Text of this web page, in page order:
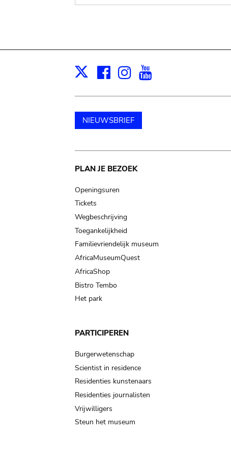
X Facebook
Instagram
NIEUWSBRIEF
Main
navigation
PLAN JE BEZOEK
Openingsuren
Tickets
Wegbeschrijving
Toegankelijkheid
Familievriendelijk museum
AfricaMuseumQuest
AfricaShop
Bistro Tembo
Het park
PARTICIPEREN
Burgerwetenschap
Scientist in residence
Residenties kunstenaars
Residenties journalisten
Vrijwilligers
Steun het museum